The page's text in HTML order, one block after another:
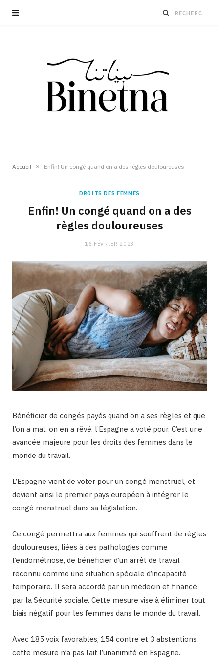
Accueil » Enfin! Un congé quand on a des règles douloureuses
DROITS DES FEMMES
Enfin! Un congé quand on a des
règles douloureuses
16 FÉVRIER 2023
Bénéficier de congés payés quand on a ses règles et que
l’on a mal, on en a rêvé, l’Espagne a voté pour. C’est une
avancée majeure pour les droits des femmes dans le
monde du travail.
L’Espagne vient de voter pour un congé menstruel, et
devient ainsi le premier pays européen à intégrer le
congé menstruel dans sa législation.
Ce congé permettra aux femmes qui souffrent de règles
douloureuses, liées à des pathologies comme
l’endométriose, de bénéficier d’un arrêt de travail
reconnu comme une situation spéciale d’incapacité
temporaire. Il sera accordé par un médecin et financé
par la Sécurité sociale. Cette mesure vise à éliminer tout
biais négatif pour les femmes dans le monde du travail.
Avec 185 voix favorables, 154 contre et 3 abstentions,
cette mesure n’a pas fait l’unanimité en Espagne.